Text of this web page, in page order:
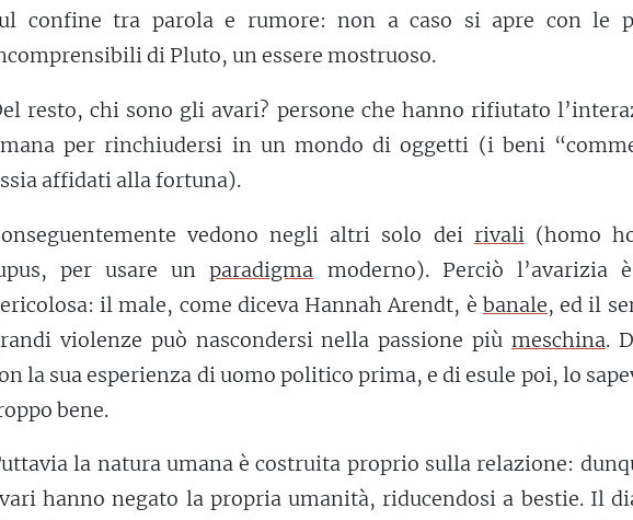
confine tra parola e rumore: non a caso si apre con le
di Pluto, un essere mostruoso.
resto, chi sono gli avari? persone che hanno rifiutato
per rinchiudersi in un mondo di oggetti (i beni
affidati alla fortuna).
vedono negli altri solo dei rivali(homo
per usare unparadigma moderno). Perciò l’avarizia
il male, come diceva Hannah Arendt, è banale, ed il
violenze può nascondersi nella passione piùmeschina.
la sua esperienza di uomo politico prima, e di esule poi, lo
bene.
la natura umana è costruita proprio sulla relazione:
hanno negato la propria umanità, riducendosi a bestie. Il